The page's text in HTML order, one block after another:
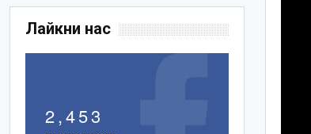
Лайкни нас
2,453